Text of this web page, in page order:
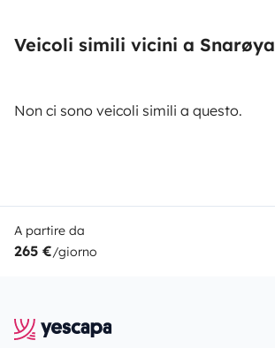
Veicoli simili vicini a Snarøya
Non ci sono veicoli simili a questo.
A partire da
265 €/giorno